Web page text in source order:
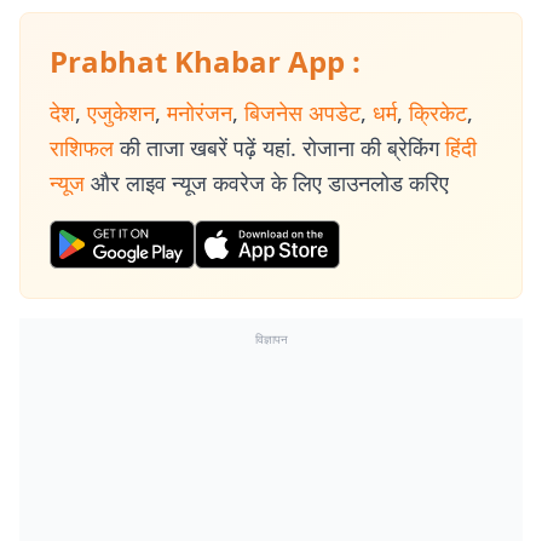
Prabhat Khabar App :
देश, एजुकेशन, मनोरंजन, बिजनेस अपडेट, धर्म, क्रिकेट,
राशिफल की ताजा खबरें पढ़ें यहां. रोजाना की ब्रेकिंग हिंदी
न्यूज और लाइव न्यूज कवरेज के लिए डाउनलोड करिए
विज्ञापन